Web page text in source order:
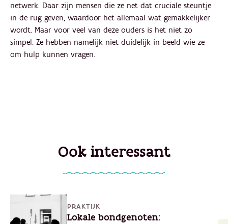
netwerk. Daar zijn mensen die ze net dat cruciale steuntje
in de rug geven, waardoor het allemaal wat gemakkelijker
wordt. Maar voor veel van deze ouders is het niet zo
simpel. Ze hebben namelijk niet duidelijk in beeld wie ze
om hulp kunnen vragen.
Ook interessant
PRAKTIJK
Lokale bondgenoten: